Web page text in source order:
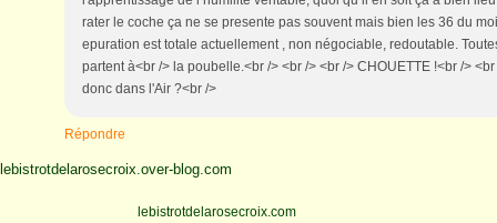
rater le coche ça ne se presente pas souvent mais bien les 36 du
epuration est totale actuellement , non négociable, redoutable.
partent à<br /> la poubelle.<br /> <br /> <br /> CHOUETTE !<br />
donc dans l'Air ?<br />
Répondre
lebistrotdelarosecroix.over-blog.com
lebistrotdelarosecroix.com